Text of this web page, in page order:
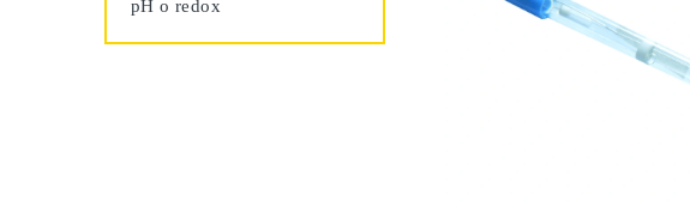
pH o redox